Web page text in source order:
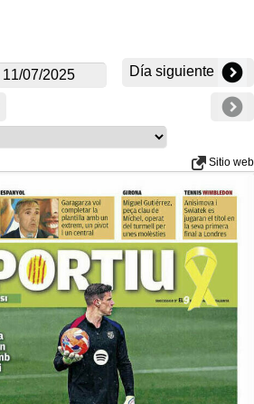
Día siguiente
Sitio web